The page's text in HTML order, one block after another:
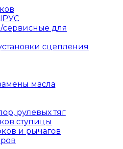
сервисные для
сцепления
масла
рулевых тяг
ступицы
и рычагов